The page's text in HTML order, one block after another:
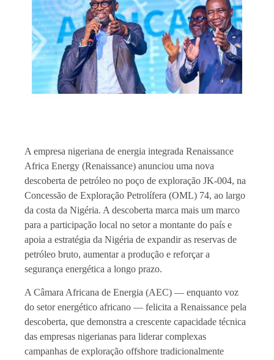
A empresa nigeriana de energia integrada Renaissance
Africa Energy (Renaissance) anunciou uma nova
descoberta de petróleo no poço de exploração JK-004, na
Concessão de Exploração Petrolífera (OML) 74, ao largo
da costa da Nigéria. A descoberta marca mais um marco
para a participação local no setor a montante do país e
apoia a estratégia da Nigéria de expandir as reservas de
petróleo bruto, aumentar a produção e reforçar a
segurança energética a longo prazo.
A Câmara Africana de Energia (AEC) — enquanto voz
do setor energético africano — felicita a Renaissance pela
descoberta, que demonstra a crescente capacidade técnica
das empresas nigerianas para liderar complexas
campanhas de exploração offshore tradicionalmente